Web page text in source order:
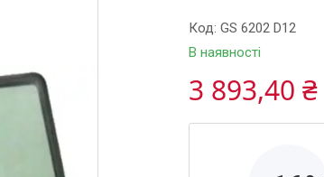
В наявності
Код:GS 6202 D12
3 893,40 ₴